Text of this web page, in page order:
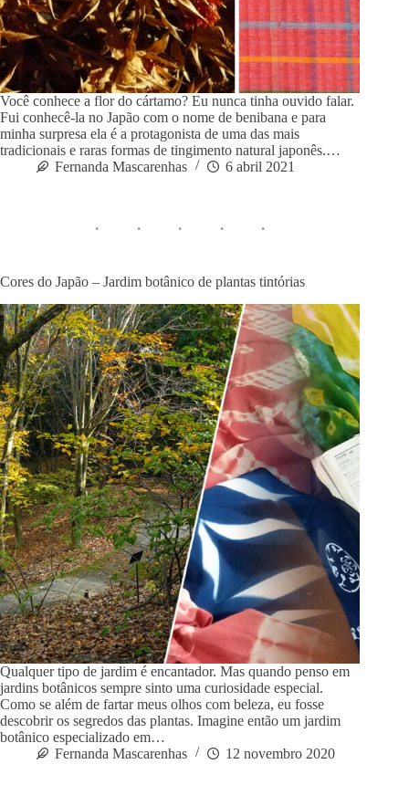
Você conhece a flor do cártamo? Eu nunca tinha ouvido falar.
Fui conhecê-la no Japão com o nome de benibana e para
minha surpresa ela é a protagonista de uma das mais
tradicionais e raras formas de tingimento natural japonês.…
Fernanda Mascarenhas
6 abril 2021
Cores do Japão – Jardim botânico de plantas tintórias
Qualquer tipo de jardim é encantador. Mas quando penso em
jardins botânicos sempre sinto uma curiosidade especial.
Como se além de fartar meus olhos com beleza, eu fosse
descobrir os segredos das plantas. Imagine então um jardim
botânico especializado em…
Fernanda Mascarenhas
12 novembro 2020